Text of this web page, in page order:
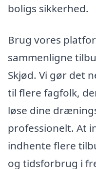
boligs sikkerhed.
Brug vores
sammenligne
Skjød. Vi gør det
til flere fagfolk,
løse dine
professionelt. At
indhente flere
og tidsforbrug i